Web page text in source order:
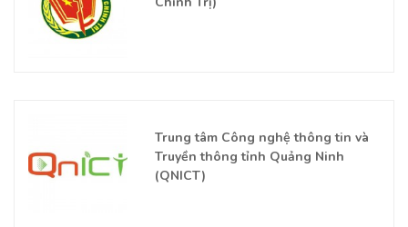
Trung tâm Công nghệ thông tin và
Truyền thông tỉnh Quảng Ninh
(QNICT)